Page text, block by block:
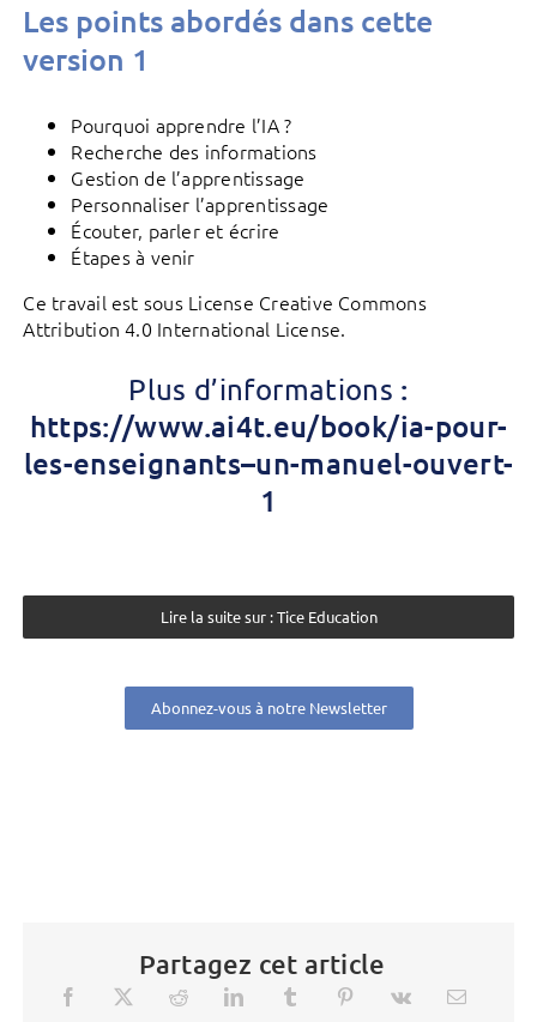
Les points abordés dans cette
version 1
Pourquoi apprendre l’IA ?
Recherche des informations
Gestion de l’apprentissage
Personnaliser l’apprentissage
Écouter, parler et écrire
Étapes à venir
Ce travail est sous License Creative Commons
Attribution 4.0 International License.
Plus d’informations :
https://www.ai4t.eu/book/ia-pour-
les-enseignants–un-manuel-ouvert-
1
Lire la suite sur : Tice Education
Abonnez-vous à notre Newsletter
Partagez cet article